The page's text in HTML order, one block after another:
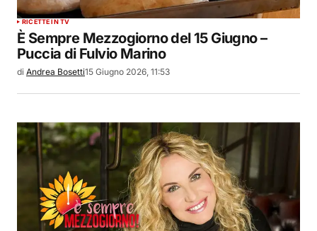
RICETTE IN TV
È Sempre Mezzogiorno del 15 Giugno –
Puccia di Fulvio Marino
di Andrea Bosetti15 Giugno 2026, 11:53